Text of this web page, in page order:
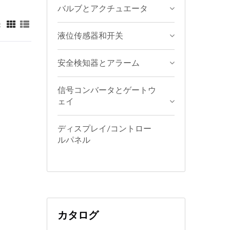
バルブとアクチュエータ
液位传感器和开关
安全検知器とアラーム
信号コンバータとゲートウ
ェイ
ディスプレイ/コントロー
ルパネル
カタログ